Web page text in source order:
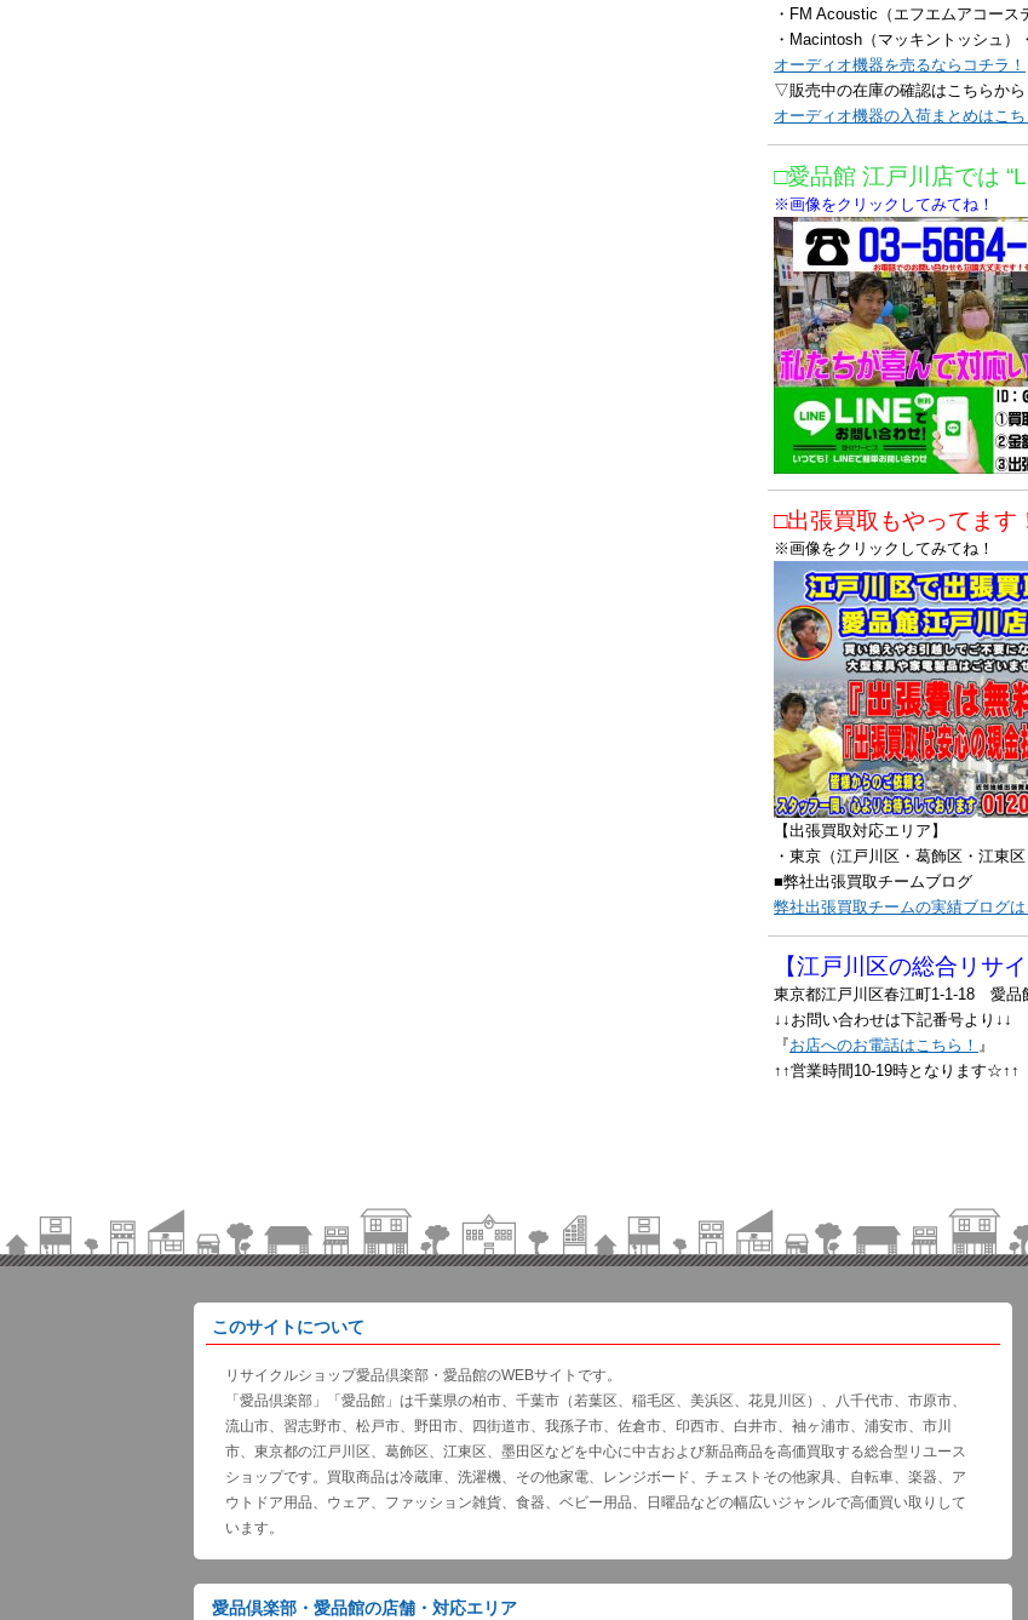
・FM Acoustic（エフエムアコース
・Macintosh（マッキントッシュ）
オーディオ機器を売るならコチラ！
▽販売中の在庫の確認はこちらから
オーディオ機器の入荷まとめはこち
□愛品館 江戸川店では
※画像をクリックしてみてね！
□出張買取もやってます
※画像をクリックしてみてね！
【出張買取対応エリア】
・東京（江戸川区・葛飾区・江東
■弊社出張買取チームブログ
弊社出張買取チームの実績ブログは
【江戸川区の総合リサ
東京都江戸川区春江町1-1-18 愛
↓↓お問い合わせは下記番号より↓↓
『お店へのお電話はこちら！ 』
↑↑営業時間10-19時となります☆↑↑
このサイトについて
リサイクルショップ愛品倶楽部・愛品館のWEBサイトです。
「愛品倶楽部」「愛品館」は千葉県の柏市、千葉市（若葉区、稲毛区、美浜区、花見川区）、八千代市、市原市、
流山市、習志野市、松戸市、野田市、四街道市、我孫子市、佐倉市、印西市、白井市、袖ヶ浦市、浦安市、市川
市、東京都の江戸川区、葛飾区、江東区、墨田区などを中心に中古および新品商品を高価買取する総合型リユース
ショップです。買取商品は冷蔵庫、洗濯機、その他家電、レンジボード、チェストその他家具、自転車、楽器、ア
ウトドア用品、ウェア、ファッション雑貨、食器、ベビー用品、日曜品などの幅広いジャンルで高価買い取りして
います。
愛品倶楽部・愛品館の店舗・対応エリア